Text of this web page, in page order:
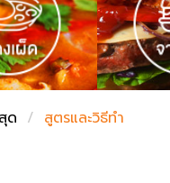
ด สูตรและวิธีทำ